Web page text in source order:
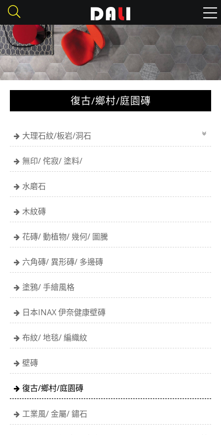
復古/鄉村/庭園磚
大理石紋/板岩/洞石
無印/ 侘寂/ 塗料/
水磨石
木紋磚
花磚/ 動植物/ 幾何/ 圖騰
六角磚/ 異形磚/ 多邊磚
塗鴉/ 手繪風格
日本INAX 伊奈健康壁磚
布紋/ 地毯/ 編織紋
壁磚
復古/鄉村/庭園磚
工業風/ 金屬/ 鏽石